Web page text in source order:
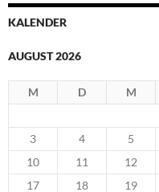
KALENDER
AUGUST 2026
M D M
3
4 5
10
11 12
17
18 19